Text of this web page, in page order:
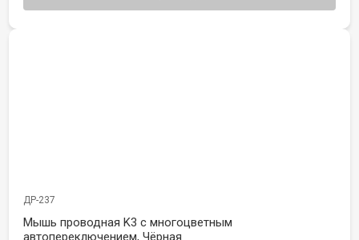
ДР-237
Мышь проводная K3 с многоцветным
автопереключением, Чёрная